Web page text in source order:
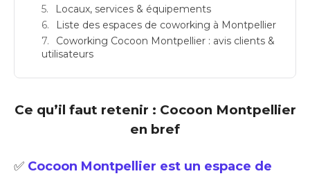
Locaux, services & équipements
Liste des espaces de coworking à Montpellier
Coworking Cocoon Montpellier : avis clients &
utilisateurs
Ce qu’il faut retenir : Cocoon Montpellier
en bref
✅ Cocoon Montpellier est un espace de